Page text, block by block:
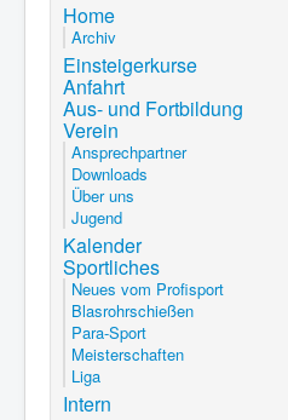
Home
Archiv
Einsteigerkurse
Anfahrt
Aus- und Fortbildung
Verein
Ansprechpartner
Downloads
Über uns
Jugend
Kalender
Sportliches
Neues vom Profisport
Blasrohrschießen
Para-Sport
Meisterschaften
Liga
Intern